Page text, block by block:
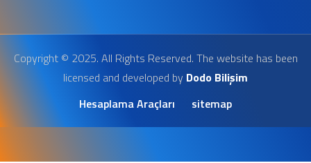
Copyright © 2025. All Rights Reserved. The website has been
licensed and developed by Dodo Bilişim
Hesaplama Araçları
sitemap